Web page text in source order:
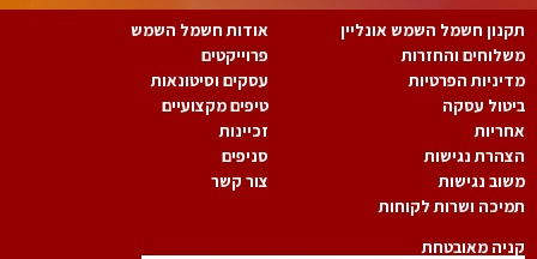
חשמל השמש אונליין
והחזרות
הפרטיות
עסקה
נגישות
נגישות
ושרות לקוחות
אודות חשמל השמש
פרוייקטים
עסקים וסיטונאות
טיפים מקצועיים
זכיינות
סניפים
צור קשר
מאובטחת